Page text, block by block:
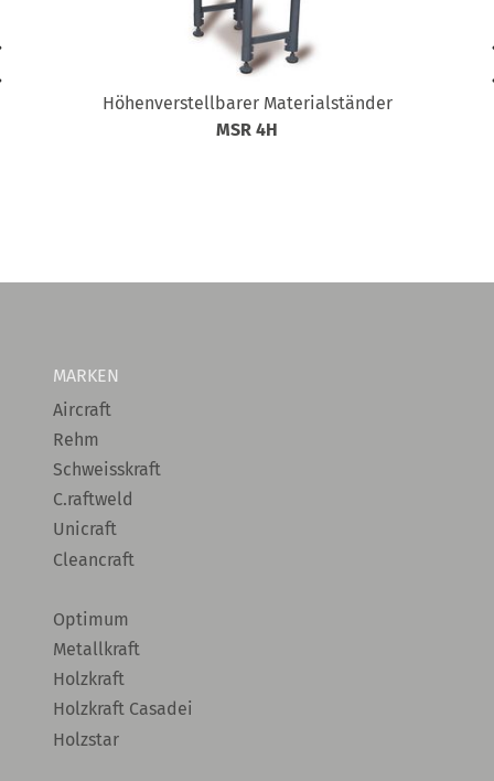
Höhenverstellbarer Materialständer
MSR 4H
MARKEN
Aircraft
Rehm
Schweisskraft
C.raftweld
Unicraft
Cleancraft
Optimum
Metallkraft
Holzkraft
Holzkraft Casadei
Holzstar